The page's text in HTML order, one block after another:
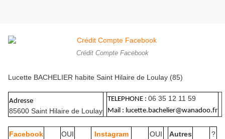
Crédit Compte Facebook
Lucette BACHELIER habite Saint Hilaire de Loulay (85)
Adresse
85600 Saint Hilaire de Loulay
TELEPHONE : 06 35 12 11 59
Mail : lucette.bachelier@wanadoo.fr
Facebook OUI Instagram OUI Autres ?